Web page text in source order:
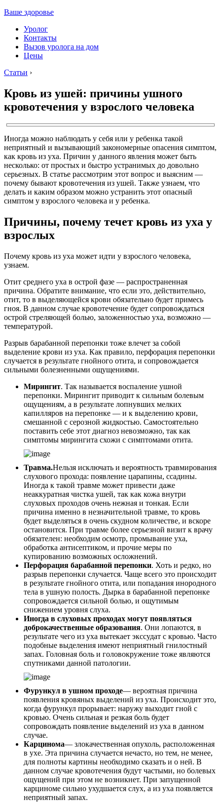
Ваше здоровье
Уролог
Контакты
Вызов уролога на дом
Цены
Статьи ›
Кровь из ушей: причины ушного
кровотечения у взрослого человека
Иногда можно наблюдать у себя или у ребенка такой
неприятный и вызывающий закономерные опасения симптом,
как кровь из уха. Причин у данного явления может быть
несколько: от простых и быстро устранимых до довольно
серьезных. В статье рассмотрим этот вопрос и выясним —
почему бывают кровотечения из ушей. Также узнаем, что
делать и каким образом можно устранить этот опасный
симптом у взрослого человека и у ребенка.
Причины, почему течет кровь из уха у
взрослых
Почему кровь из уха может идти у взрослого человека,
узнаем.
Отит среднего уха в острой фазе — распространенная
причина. Обратите внимание, что если это, действительно,
отит, то в выделяющейся крови обязательно будет примесь
гноя. В данном случае кровотечение будет сопровождаться
острой стреляющей болью, заложенностью уха, возможно —
температурой.
Разрыв барабанной перепонки тоже влечет за собой
выделение крови из уха. Как правило, перфорация перепонки
случается в результате гнойного отита, и сопровождается
сильными болезненными ощущениями.
Мирингит. Так называется воспаление ушной
перепонки. Мирингит приводит к сильным болевым
ощущениям, а в результате лопнувших мелких
капилляров на перепонке — и к выделению крови,
смешанной с серозной жидкостью. Самостоятельно
поставить себе этот диагноз невозможно, так как
симптомы мирингита схожи с симптомами отита.
Травма.Нельзя исключать и вероятность травмирования
слухового прохода: появление царапины, ссадины.
Иногда к такой травме может привести даже
неаккуратная чистка ушей, так как кожа внутри
слуховых проходов очень нежная и тонкая. Если
причина именно в незначительной травме, то кровь
будет выделяться в очень скудном количестве, и вскоре
остановится. При травме более серьезной визит к врачу
обязателен: необходим осмотр, промывание уха,
обработка антисептиком, и прочие меры по
купированию возможных осложнений.
Перфорация барабанной перепонки. Хоть и редко, но
разрыв перепонки случается. Чаще всего это происходит
в результате гнойного отита, или попадания инородного
тела в ушную полость. Дырка в барабанной перепонке
сопровождается сильной болью, и ощутимым
снижением уровня слуха.
Иногда в слуховых проходах могут появляться
доброкачественные образования. Они лопаются, в
результате чего из уха вытекает экссудат с кровью. Часто
подобные выделения имеют неприятный гнилостный
запах. Головная боль и головокружение тоже являются
спутниками данной патологии.
Фурункул в ушном проходе— вероятная причина
появления кровяных выделений из уха. Происходит это,
когда фурункул прорывает: наружу выходит гной с
кровью. Очень сильная и резкая боль будет
сопровождать появление выделений из уха в данном
случае.
Карцинома— злокачественная опухоль, расположенная
в ухе. Эта причина случается нечасто, но тем, не менее,
для полноты картины необходимо сказать и о ней. В
данном случае кровотечения будут частыми, но болевых
ощущений при этом не возникнет. При запущенной
карциноме сильно ухудшается слух, а из уха появляется
неприятный запах.